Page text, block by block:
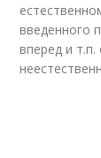
введенного
вперед и